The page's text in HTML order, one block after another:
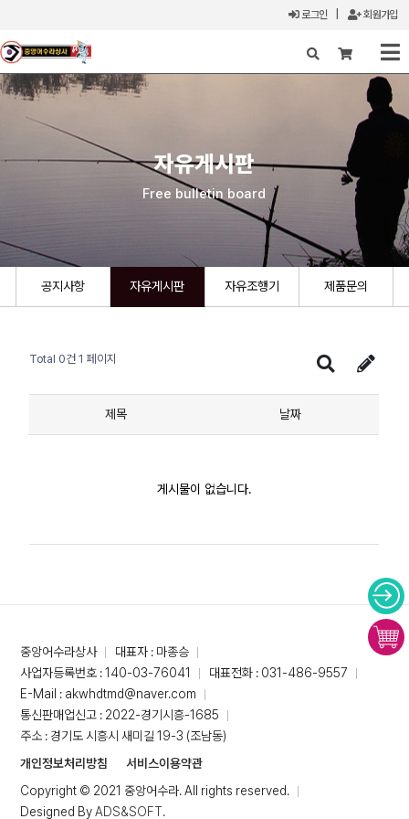
로그인 회원가입
X
자유게시판
Free bulletin board
공지사항 자유게시판 자유조행기 제품문의
Total 0건 1 페이지
제목 날짜
게시물이 없습니다.
중앙어수라상사
대표자 : 마종승
사업자등록번호 : 140-03-76041
대표전화 : 031-486-9557
E-Mail : akwhdtmd@naver.com
통신판매업신고 : 2022-경기시흥-1685
주소 : 경기도 시흥시 새미길 19-3 (조남동)
개인정보처리방침
서비스이용약관
Copyright © 2021 중앙어수라. All rights reserved.
Designed ByADS&SOFT.